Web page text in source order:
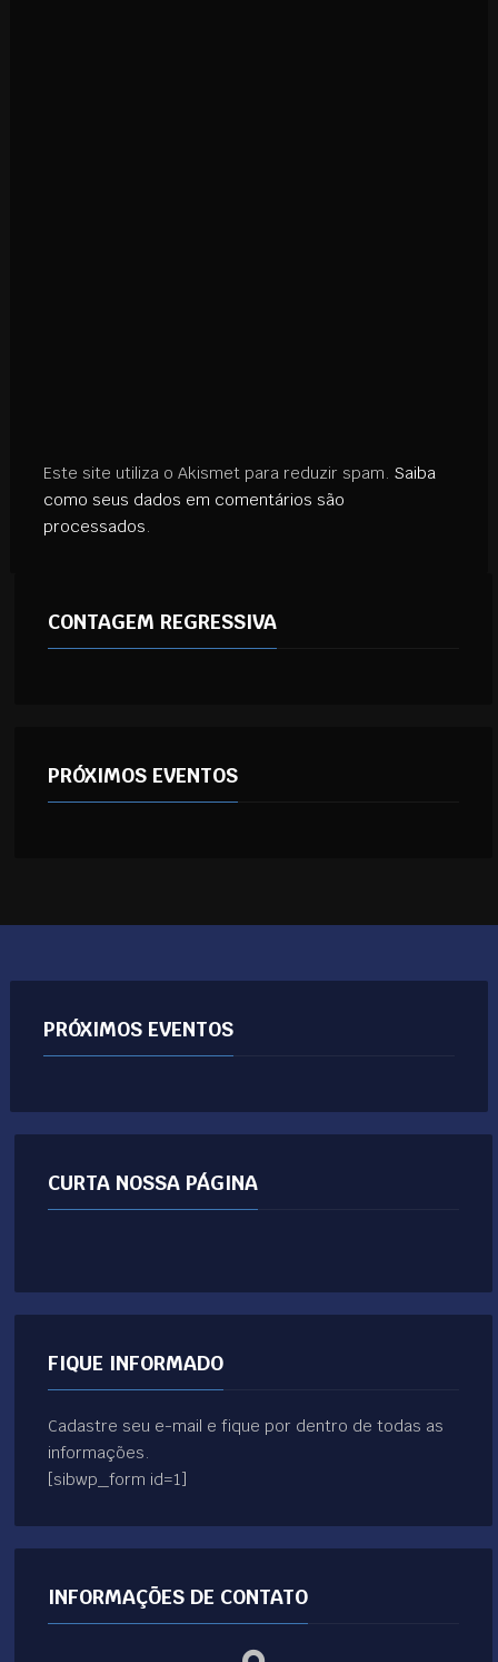
Este site utiliza o Akismet para reduzir spam. Saiba
como seus dados em comentários são
processados.
CONTAGEM REGRESSIVA
PRÓXIMOS EVENTOS
PRÓXIMOS EVENTOS
CURTA NOSSA PÁGINA
FIQUE INFORMADO
Cadastre seu e-mail e fique por dentro de todas as
informações.
[sibwp_form id=1]
INFORMAÇÕES DE CONTATO